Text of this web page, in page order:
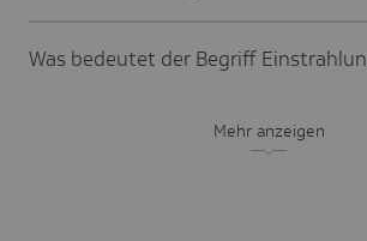
Was bedeutet der Begriff
Mehr anzeigen